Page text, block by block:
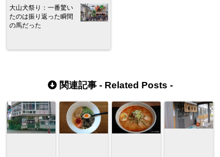
大山犬祭り：一番驚い
たのは振り返った瞬間
の馬だった
関連記事 - Related Posts -